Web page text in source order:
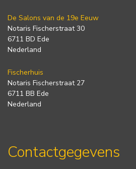
De Salons van de 19e Eeuw
Notaris Fischerstraat 30
6711 BD Ede
Nederland
Fischerhuis
Notaris Fischerstraat 27
6711 BB Ede
Nederland
Contactgegevens